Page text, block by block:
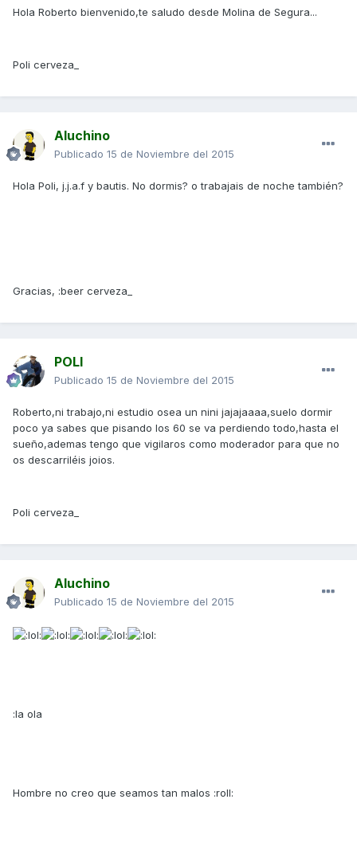
Hola Roberto bienvenido,te saludo desde Molina de Segura...
Poli cerveza_
Aluchino
Publicado 15 de Noviembre del 2015
Hola Poli, j.j.a.f y bautis. No dormis? o trabajais de noche también?
Gracias, :beer cerveza_
POLI
Publicado 15 de Noviembre del 2015
Roberto,ni trabajo,ni estudio osea un nini jajajaaaa,suelo dormir
poco ya sabes que pisando los 60 se va perdiendo todo,hasta el
sueño,ademas tengo que vigilaros como moderador para que no
os descarriléis joios.
Poli cerveza_
Aluchino
Publicado 15 de Noviembre del 2015
:la ola
Hombre no creo que seamos tan malos :roll: